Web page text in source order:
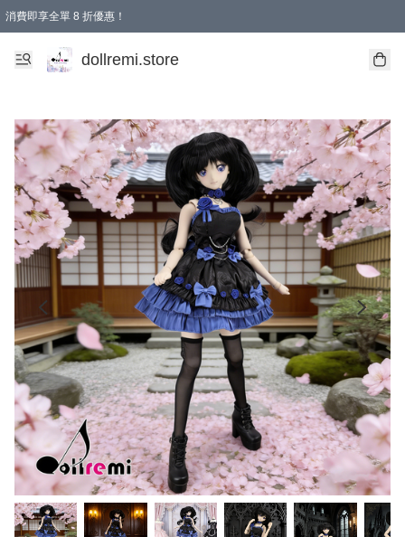
消費即享全單 8 折優惠！
購物滿 HKD 1500.00即享免運費優惠！（適用於 本地送貨、本地取貨、國際送貨 )
dollremi.store